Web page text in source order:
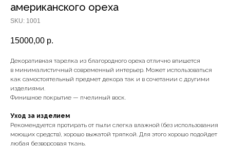
американского ореха
SKU: 1001
15000,00 р.
Декоративная тарелка из благородного ореха отлично впишется
в минималистичный современный интерьер. Может использоваться
как самостоятельный предмет декора так и в сочетании с другими
изделиями.
Финишное покрытие — пчелиный воск.
Уход за изделием
Рекомендуется протирать от пыли слегка влажной (без использования
моющих средств), хорошо выжатой тряпкой. Для этого хорошо подойдет
любая безворсовая ткань.